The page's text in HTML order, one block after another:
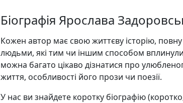
Біографія Ярослава
Кожен автор має свою життєву історію,
людьми, які тим чи іншим способом вплинули
можна багато цікаво дізнатися про
життя, особливості його прози чи поезії.
У нас ви знайдете коротку біографію